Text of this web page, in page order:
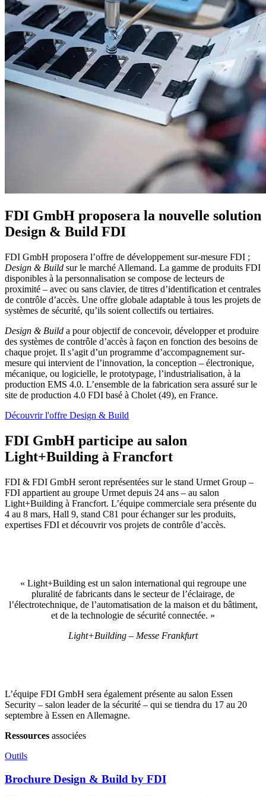
FDI GmbH proposera la nouvelle solution
Design & Build FDI
FDI GmbH proposera l’offre de développement sur-mesure FDI ;
Design & Build sur le marché Allemand. La gamme de produits FDI
disponibles à la personnalisation se compose de lecteurs de
proximité – avec ou sans clavier, de titres d’identification et centrales
de contrôle d’accès. Une offre globale adaptable à tous les projets de
systèmes de sécurité, qu’ils soient collectifs ou tertiaires.
Design & Build a pour objectif de concevoir, développer et produire
des systèmes de contrôle d’accès à façon en fonction des besoins de
chaque projet. Il s’agit d’un programme d’accompagnement sur-
mesure qui intervient de l’innovation, la conception – électronique,
mécanique, ou logicielle, le prototypage, l’industrialisation, à la
production EMS 4.0. L’ensemble de la fabrication sera assuré sur le
site de production 4.0 FDI basé à Cholet (49), en France.
Découvrir l'offre Design & Build
FDI GmbH participe au salon
Light+Building à Francfort
FDI & FDI GmbH seront représentées sur le stand Urmet Group –
FDI appartient au groupe Urmet depuis 24 ans – au salon
Light+Building à Francfort. L’équipe commerciale sera présente du
4 au 8 mars, Hall 9, stand C81 pour échanger sur les produits,
expertises FDI et découvrir vos projets de contrôle d’accès.
« Light+Building est un salon international qui regroupe une
pluralité de fabricants dans le secteur de l’éclairage, de
l’électrotechnique, de l’automatisation de la maison et du bâtiment,
et de la technologie de sécurité connectée. »
Light+Building – Messe Frankfurt
L’équipe FDI GmbH sera également présente au salon Essen
Security – salon leader de la sécurité – qui se tiendra du 17 au 20
septembre à Essen en Allemagne.
Ressources associées
Outils
Brochure Design & Build by FDI